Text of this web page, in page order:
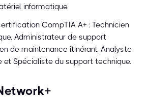
informatique
CompTIA A+ : Technicien
Administrateur de support
de maintenance itinérant, Analyste
et Spécialiste du support technique.